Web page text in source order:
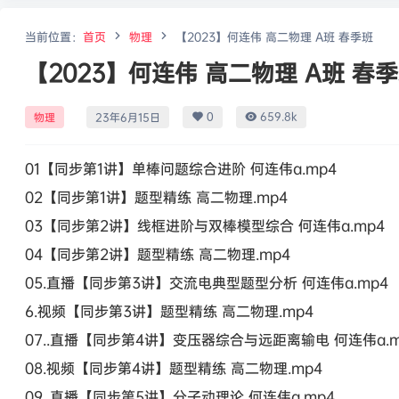
当前位置： 首页 物理 【2023】何连伟 高二物理 A班 春季班
【2023】何连伟 高二物理 A班 春
物理 23年6月15日 0 659.8k
01【同步第1讲】单棒问题综合进阶 何连伟a.mp4
02【同步第1讲】题型精练 高二物理.mp4
03【同步第2讲】线框进阶与双棒模型综合 何连伟a.mp4
04【同步第2讲】题型精练 高二物理.mp4
05.直播【同步第3讲】交流电典型题型分析 何连伟a.mp4
6.视频【同步第3讲】题型精练 高二物理.mp4
07..直播【同步第4讲】变压器综合与远距离输电 何连伟
08.视频【同步第4讲】题型精练 高二物理.mp4